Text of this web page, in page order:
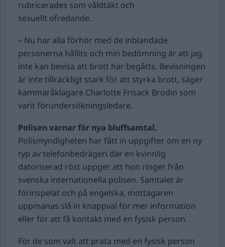
rubricerades som våldtäkt och
sexuellt ofredande.
– Nu har alla förhör med de inblandade
personerna hållits och min bedömning är att jag
inte kan bevisa att brott har begåtts. Bevisningen
är inte tillräckligt stark för att styrka brott, säger
kammaråklagare Charlotte Frisack Brodin som
varit förundersökningsledare.
Polisen varnar för nya bluffsamtal.
Polismyndigheten har fått in uppgifter om en ny
typ av telefonbedrägeri där en kvinnlig
datoriserad röst uppger att hon ringer från
svenska internationella polisen. Samtalet är
förinspelat och på engelska, mottagaren
uppmanas slå in knappval för mer information
eller för att få kontakt med en fysisk person.
För de som valt att prata med en fysisk person